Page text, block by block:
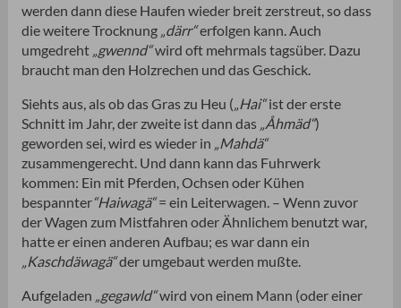
werden dann diese Haufen wieder breit zerstreut, so dass
die weitere Trocknung „därr“erfolgen kann. Auch
umgedreht „gwennd“wird oft mehrmals tagsüber. Dazu
braucht man den Holzrechen und das Geschick.
Siehts aus, als ob das Gras zu Heu („Hai“ist der erste
Schnitt im Jahr, der zweite ist dann das „Åhmäd“)
geworden sei, wird es wieder in „Mahdä“
zusammengerecht. Und dann kann das Fuhrwerk
kommen: Ein mit Pferden, Ochsen oder Kühen
bespannter“Haiwagä“= ein Leiterwagen. – Wenn zuvor
der Wagen zum Mistfahren oder Ähnlichem benutzt war,
hatte er einen anderen Aufbau; es war dann ein
„Kaschdäwagä“der umgebaut werden mußte.
Aufgeladen „gegawld“wird von einem Mann (oder einer